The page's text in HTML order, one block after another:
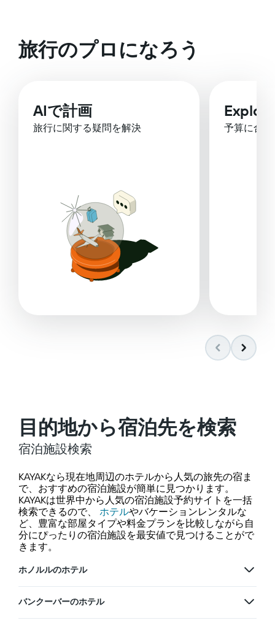
旅行のプロになろう
AIで計画
旅行に関する疑問を解決
Explore
予算に合
目的地から宿泊先を検索
宿泊施設検索
KAYAKなら現在地周辺のホテルから人気の旅先の宿ま
で、おすすめの宿泊施設が簡単に見つかります。
KAYAKは世界中から人気の宿泊施設予約サイトを一括
検索できるので、 ホテルやバケーションレンタルな
ど、豊富な部屋タイプや料金プランを比較しながら自
分にぴったりの宿泊施設を最安値で見つけることがで
きます。
ホノルルのホテル
バンクーバーのホテル